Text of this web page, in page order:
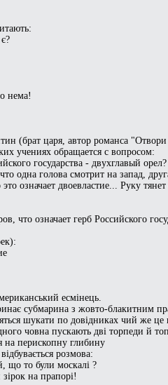
нема!
(брат царя, автор романса "Отвори
учениях обращается с вопросом:
государства - двухглавый орел?
одна голова смотрит на запад,
означает двоевластие... Руку тянет
что означает герб Российского
есмінець.
субмарина з жовто-блакитним
шукати по довідниках чий же це
човна пускають дві торпеди й
на перископну глибину
розмова:
що то були москалі ?
на прапорi!